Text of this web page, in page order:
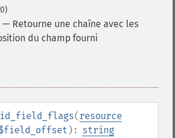
— Retourne une chaîne avec les
du champ fourni
(resource
): string